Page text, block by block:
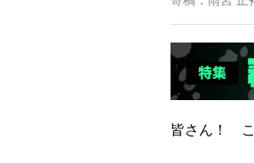
皆さん！ こ